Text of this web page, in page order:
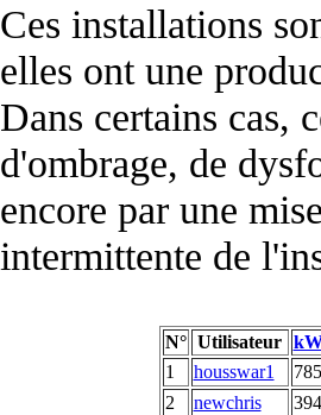
Ces installations
elles ont une
Dans certains cas,
d'ombrage, de
encore par une
intermittente de
N° Utilisateur
1
housswar1
785
2
newchris
394